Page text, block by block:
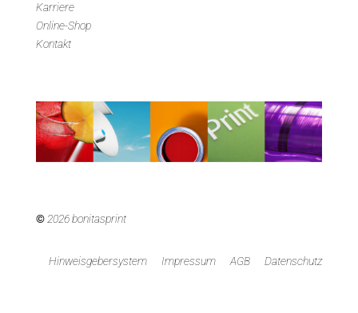
Karriere
Online-Shop
Kontakt
© 2026 bonitasprint
Hinweisgebersystem Impressum AGB Datenschutz